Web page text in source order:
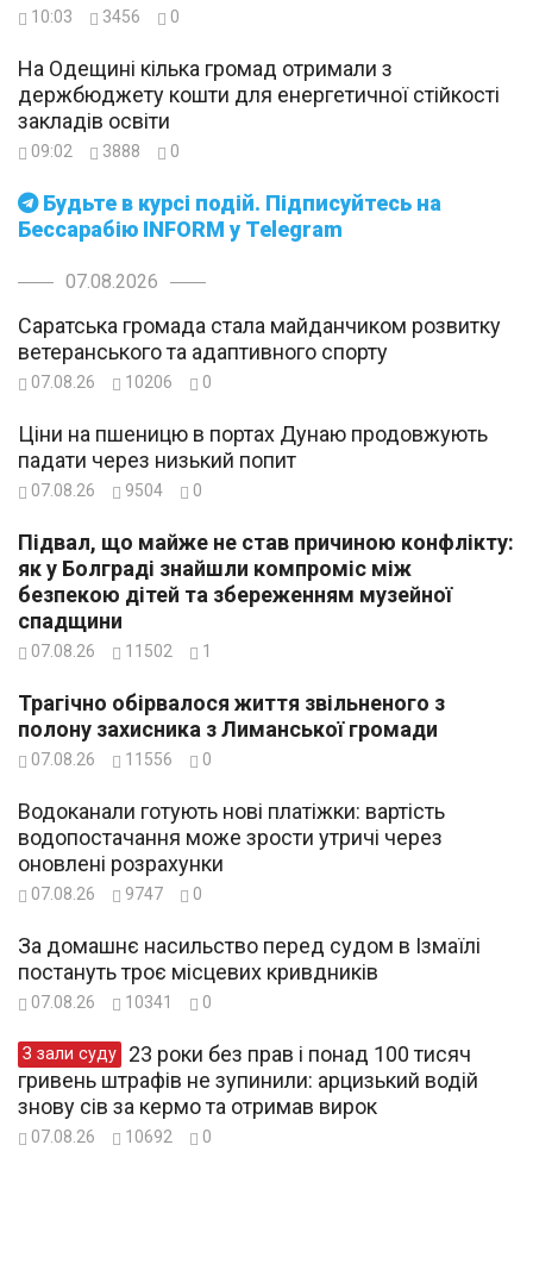
Будьте в курсі подій. Підписуйтесь на
Бессарабію INFORM у Telegram
10:03 3456 0
На Одещині кілька громад отримали з
держбюджету кошти для енергетичної стійкості
закладів освіти
09:02 3888 0
07.08.2026
Саратська громада стала майданчиком розвитку
ветеранського та адаптивного спорту
07.08.26 10206 0
Ціни на пшеницю в портах Дунаю продовжують
падати через низький попит
07.08.26 9504 0
Підвал, що майже не став причиною конфлікту:
як у Болграді знайшли компроміс між
безпекою дітей та збереженням музейної
спадщини
07.08.26 11502 1
Трагічно обірвалося життя звільненого з
полону захисника з Лиманської громади
07.08.26 11556 0
Водоканали готують нові платіжки: вартість
водопостачання може зрости утричі через
оновлені розрахунки
07.08.26 9747 0
За домашнє насильство перед судом в Ізмаїлі
постануть троє місцевих кривдників
07.08.26 10341 0
З зали суду
гривень штрафів не зупинили: арцизький водій
знову сів за кермо та отримав вирок
07.08.26 10692 0